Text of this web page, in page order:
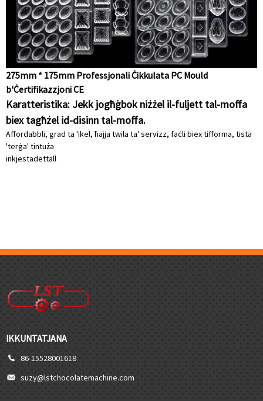
275mm * 175mm Professjonali Ċikkulata PC Mould
b'Ċertifikazzjoni CE
Karatteristika: Jekk jogħġbok niżżel il-fuljett tal-moffa
biex tagħżel id-disinn tal-moffa.
Affordabbli, grad ta 'ikel, ħajja twila ta' servizz, faċli biex tifforma, tista
'terġa' tintuża
inkjestadettall
IKKUNTATJANA
86-15528001618
suzy@lstchocolatemachine.com